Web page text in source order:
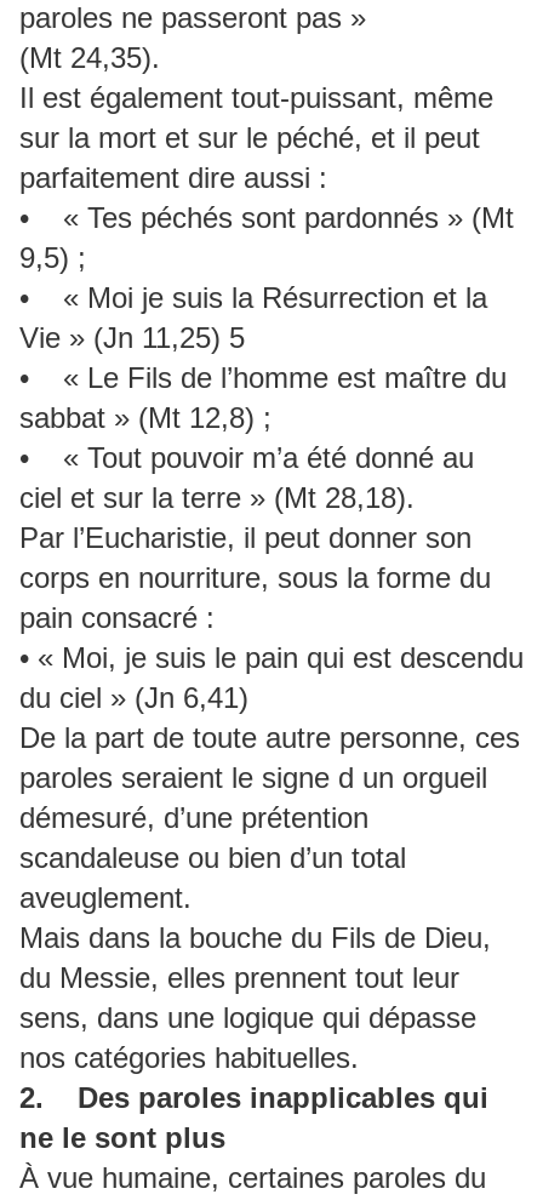
paroles ne passeront pas »
(Mt 24,35).
Il est également tout-puissant, même
sur la mort et sur le péché, et il peut
parfaitement dire aussi :
• « Tes péchés sont pardonnés » (Mt
9,5) ;
• « Moi je suis la Résurrection et la
Vie » (Jn 11,25) 5
• « Le Fils de l’homme est maître du
sabbat » (Mt 12,8) ;
• « Tout pouvoir m’a été donné au
ciel et sur la terre » (Mt 28,18).
Par l’Eucharistie, il peut donner son
corps en nourriture, sous la forme du
pain consacré :
• « Moi, je suis le pain qui est descendu
du ciel » (Jn 6,41)
De la part de toute autre personne, ces
paroles seraient le signe d un orgueil
démesuré, d’une prétention
scandaleuse ou bien d’un total
aveuglement.
Mais dans la bouche du Fils de Dieu,
du Messie, elles prennent tout leur
sens, dans une logique qui dépasse
nos catégories habituelles.
2. Des paroles inapplicables qui
ne le sont plus
À vue humaine, certaines paroles du